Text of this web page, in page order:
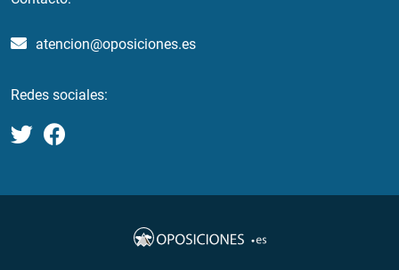
atencion@oposiciones.es
Redes sociales: